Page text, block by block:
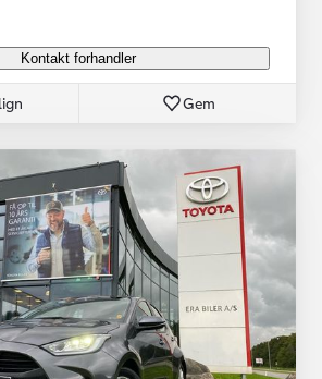
Kontakt forhandler
Gem